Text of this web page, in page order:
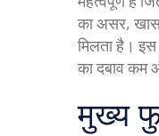
का असर,
मिलता है। इस
का दबाव कम
मुख्य